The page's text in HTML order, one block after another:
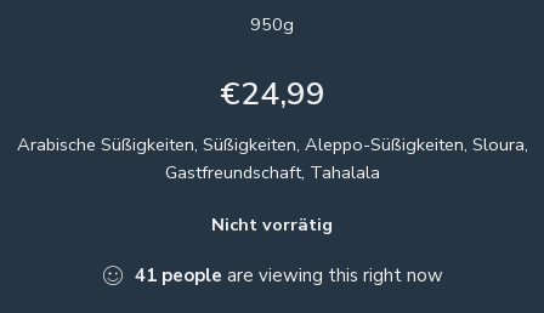
950g
€24,99
Arabische Süßigkeiten, Süßigkeiten, Aleppo-Süßigkeiten, Sloura,
Gastfreundschaft, Tahalala
Nicht vorrätig
41 people are viewing this right now